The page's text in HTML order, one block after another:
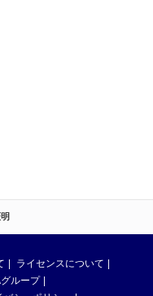
ライセンスについて
ループ